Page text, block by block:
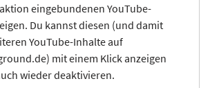
eingebundenen YouTube-
Du kannst diesen (und damit
YouTube-Inhalte auf
mit einem Klick anzeigen
wieder deaktivieren.